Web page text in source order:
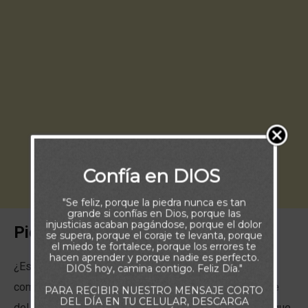
Piensa:
¿Estás esperando que los deseos de tu corazón
comiencen a manifestarse? ¿Estás orando por ser libre
Confía en DIOS
"Se feliz, porque la piedra nunca es tan
grande si confías en Dios, porque las
injusticias acaban pagándose, porque el dolor
se supera, porque el coraje te levanta, porque
el miedo te fortalece, porque los errores te
hacen aprender y porque nadie es perfecto.
DIOS hoy, camina contigo. Feliz Día."
PARA RECIBIR NUESTRO MENSAJE CORTO
DEL DÍA EN TU CELULAR, DESCARGA